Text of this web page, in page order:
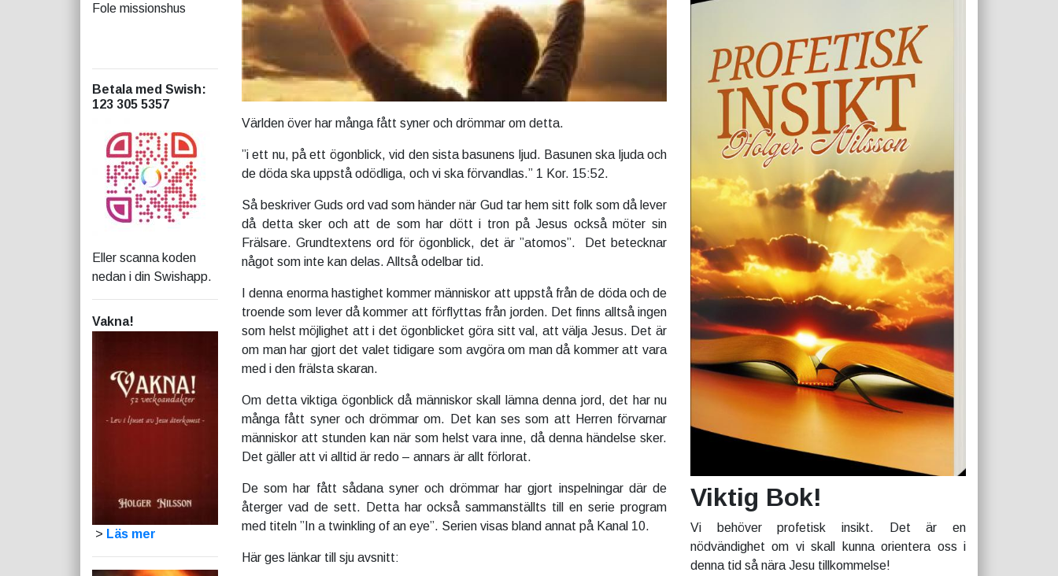
Fole missionshus
Betala med Swish:
123 305 5357
Eller scanna koden
nedan i din Swishapp.
Vakna!
> Läs mer
Världen över har många fått syner och drömmar om detta.
”i ett nu, på ett ögonblick, vid den sista basunens ljud. Basunen ska ljuda och
de döda ska uppstå odödliga, och vi ska förvandlas.” 1 Kor. 15:52.
Så beskriver Guds ord vad som händer när Gud tar hem sitt folk som då lever
då detta sker och att de som har dött i tron på Jesus också möter sin
Frälsare. Grundtextens ord för ögonblick, det är ”atomos”. Det betecknar
något som inte kan delas. Alltså odelbar tid.
I denna enorma hastighet kommer människor att uppstå från de döda och de
troende som lever då kommer att förflyttas från jorden. Det finns alltså ingen
som helst möjlighet att i det ögonblicket göra sitt val, att välja Jesus. Det är
om man har gjort det valet tidigare som avgöra om man då kommer att vara
med i den frälsta skaran.
Om detta viktiga ögonblick då människor skall lämna denna jord, det har nu
många fått syner och drömmar om. Det kan ses som att Herren förvarnar
människor att stunden kan när som helst vara inne, då denna händelse sker.
Det gäller att vi alltid är redo – annars är allt förlorat.
De som har fått sådana syner och drömmar har gjort inspelningar där de
återger vad de sett. Detta har också sammanställts till en serie program
med titeln ”In a twinkling of an eye”. Serien visas bland annat på Kanal 10.
Här ges länkar till sju avsnitt:
Viktig Bok!
Vi behöver profetisk insikt. Det är en
nödvändighet om vi skall kunna orientera oss i
denna tid så nära Jesu tillkommelse!